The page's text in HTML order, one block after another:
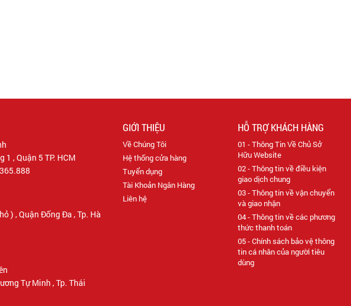
1 , Quận 5 TP. HCM
) , Quận Đống Đa , Tp. Hà
Tự Minh , Tp. Thái
GIỚI THIỆU
Về Chúng Tôi
Hệ thống cửa hàng
Tuyển dụng
Tài Khoản Ngân Hàng
Liên hệ
HỖ TRỢ KHÁCH HÀNG
01 - Thông Tin Về Chủ Sở
Hữu Website
02 - Thông tin về điều kiện
giao dịch chung
03 - Thông tin về vận chuyển
và giao nhận
04 - Thông tin về các phương
thức thanh toán
05 - Chính sách bảo vệ thông
tin cá nhân của người tiêu
dùng